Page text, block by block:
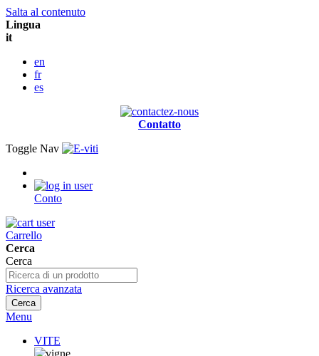
Salta al contenuto
Lingua
it
en
fr
es
Contatto
Toggle Nav
Conto
Carrello
Cerca
Cerca
Ricerca avanzata
Cerca
Menu
VITE